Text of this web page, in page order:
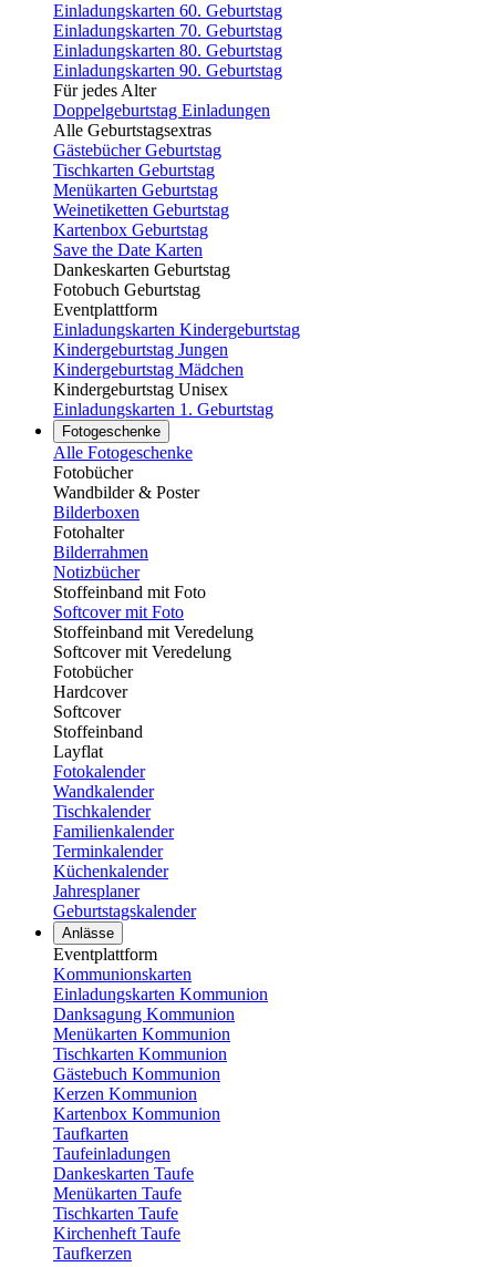
Einladungskarten 60. Geburtstag
Einladungskarten 70. Geburtstag
Einladungskarten 80. Geburtstag
Einladungskarten 90. Geburtstag
Für jedes Alter
Doppelgeburtstag Einladungen
Alle Geburtstagsextras
Gästebücher Geburtstag
Tischkarten Geburtstag
Menükarten Geburtstag
Weinetiketten Geburtstag
Kartenbox Geburtstag
Save the Date Karten
Dankeskarten Geburtstag
Fotobuch Geburtstag
Eventplattform
Einladungskarten Kindergeburtstag
Kindergeburtstag Jungen
Kindergeburtstag Mädchen
Kindergeburtstag Unisex
Einladungskarten 1. Geburtstag
Fotogeschenke
Alle Fotogeschenke
Fotobücher
Wandbilder & Poster
Bilderboxen
Fotohalter
Bilderrahmen
Notizbücher
Stoffeinband mit Foto
Softcover mit Foto
Stoffeinband mit Veredelung
Softcover mit Veredelung
Fotobücher
Hardcover
Softcover
Stoffeinband
Layflat
Fotokalender
Wandkalender
Tischkalender
Familienkalender
Terminkalender
Küchenkalender
Jahresplaner
Geburtstagskalender
Anlässe
Eventplattform
Kommunionskarten
Einladungskarten Kommunion
Danksagung Kommunion
Menükarten Kommunion
Tischkarten Kommunion
Gästebuch Kommunion
Kerzen Kommunion
Kartenbox Kommunion
Taufkarten
Taufeinladungen
Dankeskarten Taufe
Menükarten Taufe
Tischkarten Taufe
Kirchenheft Taufe
Taufkerzen